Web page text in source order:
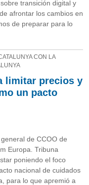
transición digital y
afrontar los cambios en
de preparar para lo
CON LA
limitar precios y
un pacto
de CCOO de
Europa. Tribuna
poniendo el foco
nacional de cuidados
para lo que apremió a